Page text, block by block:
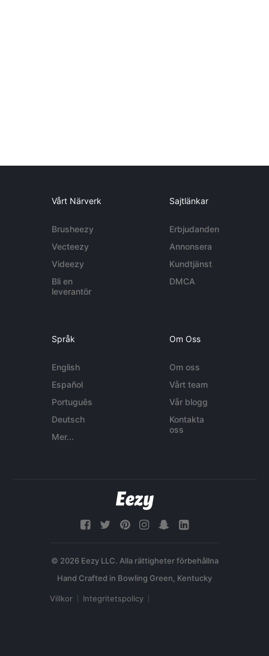
Vårt Närverk
Brusheezy
Vecteezy
Videezy
Bli en
leverantör
Sajtlänkar
Erbjudanden
Annonsera
Kundtjänst
DMCA
Språk
English
Español
Português
Deutsch
Mer...
Om Oss
Om oss
Vårt team
Vår blogg
Kontakta
oss
© 2026 Eezy LLC. Alla rättigheter förbehållna
Villkor Integritetspolicy